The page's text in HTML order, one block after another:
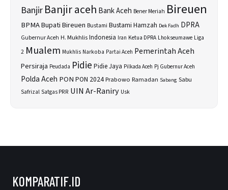
BanjirBanjir aceh Bank Aceh Bener Meriah Bireuen
BPMABupati Bireuen Bustami Bustami Hamzah Dek Fadh DPRA
Gubernur Aceh H. MukhlisIndonesia Iran Ketua DPRA Lhokseumawe Liga
2 Mualem Mukhlis Narkoba Partai Aceh Pemerintah Aceh
Persiraja Peudada Pidie Pidie Jaya Pilkada Aceh Pj Gubernur Aceh
Polda Aceh PON PON 2024Prabowo Ramadan Sabang Sabu
Safrizal Satgas PRR UIN Ar-Raniry Usk
KOMPARATIF.ID